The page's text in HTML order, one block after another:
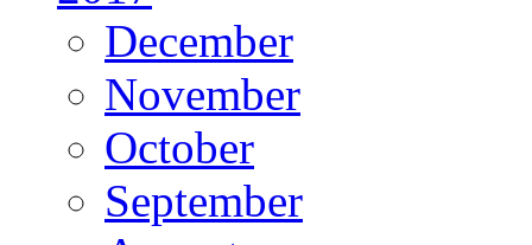
December
November
October
September